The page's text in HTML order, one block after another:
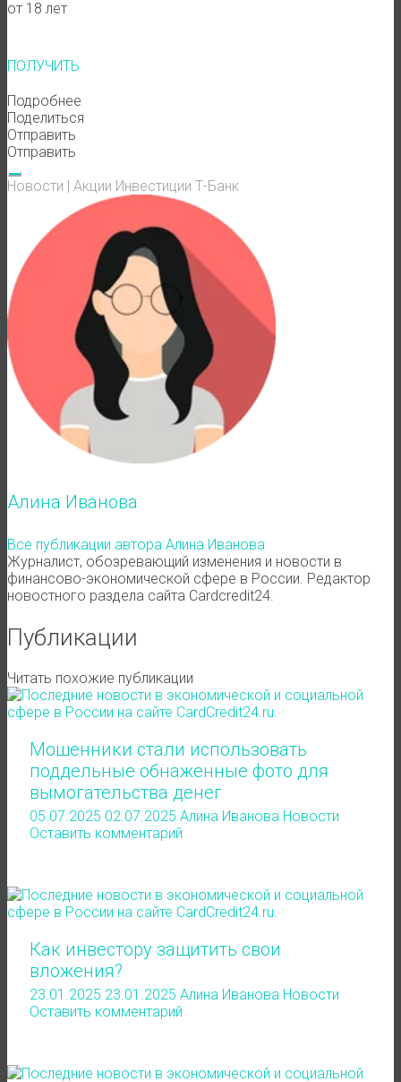
от 18 лет
ПОЛУЧИТЬ
Подробнее
Поделиться
Отправить
Отправить
Новости | Акции Инвестиции Т-Банк
Алина Иванова
Все публикации автора Алина Иванова
Журналист, обозревающий изменения и новости в
финансово-экономической сфере в России. Редактор
новостного раздела сайта Cardcredit24.
Публикации
Читать похожие публикации
Мошенники стали использовать
поддельные обнаженные фото для
вымогательства денег
05.07.2025 02.07.2025 Алина Иванова Новости
Оставить комментарий
Как инвестору защитить свои
вложения?
23.01.2025 23.01.2025 Алина Иванова Новости
Оставить комментарий